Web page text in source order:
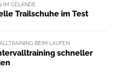
IM GELÄNDE
Trailschuhe im Test
BEIM LAUFEN
schneller